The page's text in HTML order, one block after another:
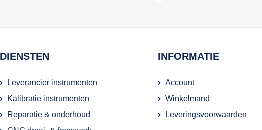
DIENSTEN
Leverancier instrumenten
Kalibratie instrumenten
Reparatie & onderhoud
INFORMATIE
Account
Winkelmand
Leveringsvoorwaarden